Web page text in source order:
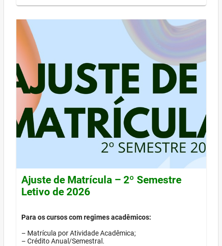
Ajuste de Matrícula – 2º Semestre
Letivo de 2026
Para os cursos com regimes acadêmicos:
– Matrícula por Atividade Acadêmica;
– Crédito Anual/Semestral.